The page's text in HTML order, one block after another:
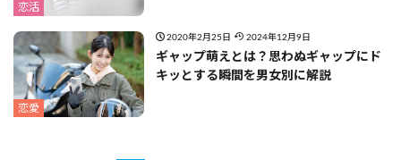
恋活
恋愛
2020年2月25日 2024年12月9日
ギャップ萌えとは？思わぬギャップにド
キッとする瞬間を男女別に解説